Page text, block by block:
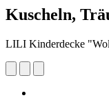
Kuscheln,
LILI Kinderdecke